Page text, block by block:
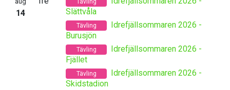
14
Slättvåla
Tävling
Idrefjällsommaren 2026 -
Burusjön
Tävling
Idrefjällsommaren 2026 -
Fjället
Tävling
Idrefjällsommaren 2026 -
Skidstadion